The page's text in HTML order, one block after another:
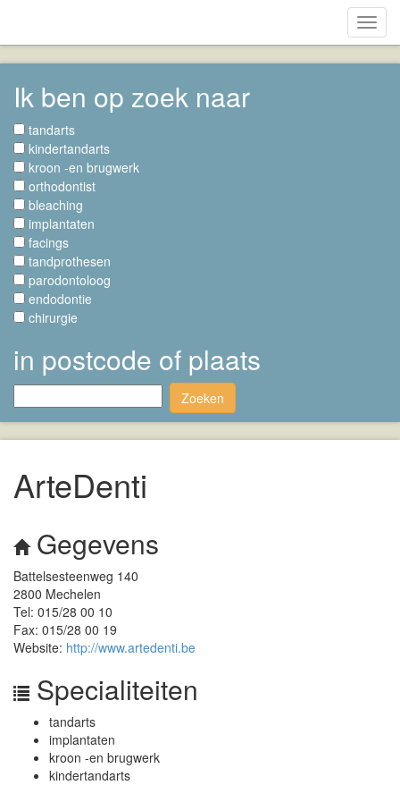
Ik ben op zoek naar
tandarts
kindertandarts
kroon -en brugwerk
orthodontist
bleaching
implantaten
facings
tandprothesen
parodontoloog
endodontie
chirurgie
in postcode of plaats
Zoeken
ArteDenti
Gegevens
Battelsesteenweg 140
2800 Mechelen
Tel: 015/28 00 10
Fax: 015/28 00 19
Website: http://www.artedenti.be
Specialiteiten
tandarts
implantaten
kroon -en brugwerk
kindertandarts